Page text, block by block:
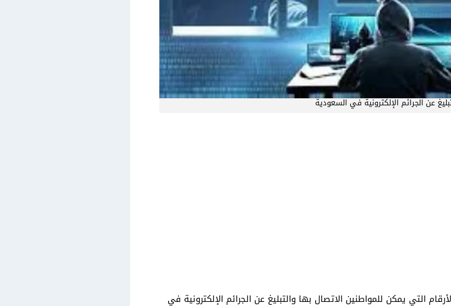
عن الجرائم الإلكترونية في السعودية
التي يمكن للمواطنين الاتصال بها والتبليغ عن الجرائم الإلكترونية في